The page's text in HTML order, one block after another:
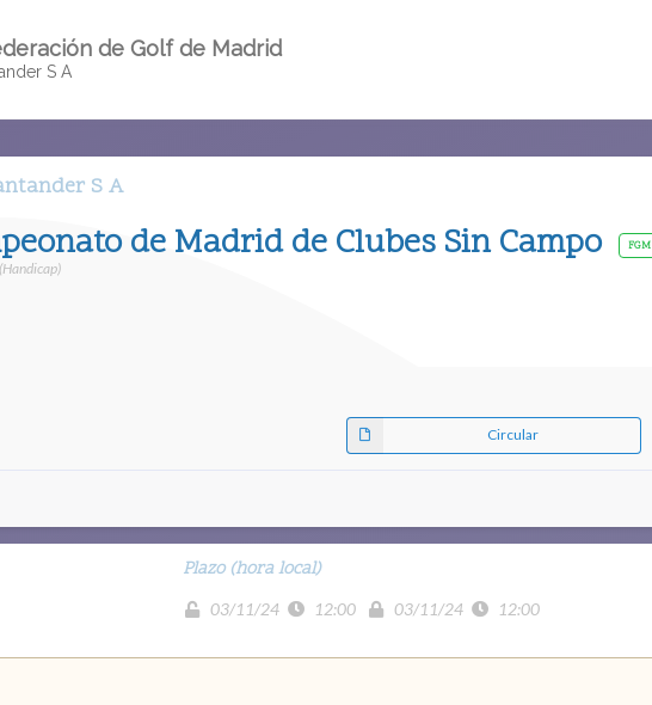
de Golf de Madrid
S A
S A
de Madrid de Clubes Sin Campo FGM
Circular
Plazo (hora local)
03/11/24 12:00 03/11/24 12:00